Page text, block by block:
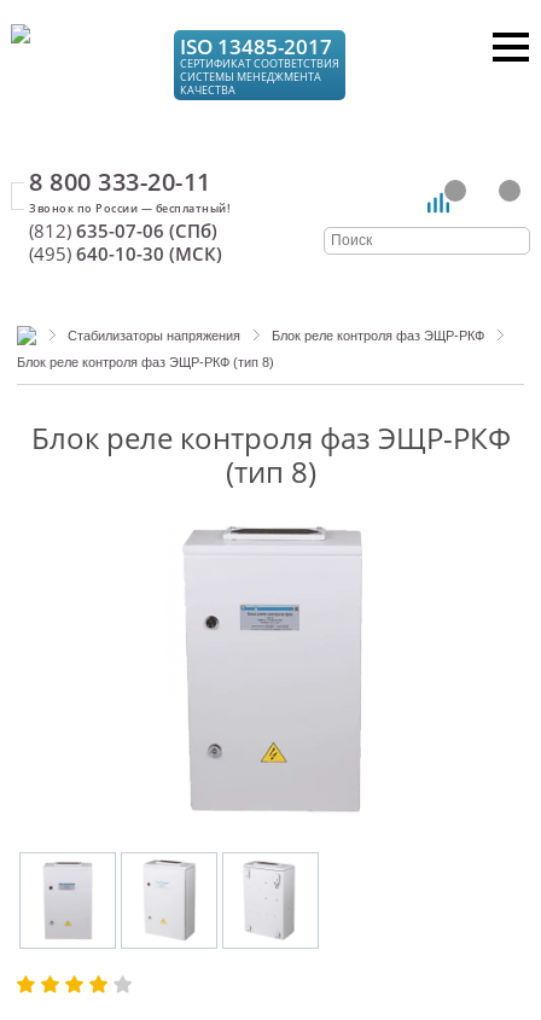
ISO 13485-2017
СЕРТИФИКАТ СООТВЕТСТВИЯ
СИСТЕМЫ МЕНЕДЖМЕНТА
КАЧЕСТВА
8 800 333-20-11
(812) 635-07-06 (СПб)
(495) 640-10-30 (МСК)
Стабилизаторы напряжения
Блок реле контроля фаз ЭЩР-РКФ
Блок реле контроля фаз ЭЩР-РКФ (тип 8)
Блок реле контроля фаз ЭЩР-РКФ
(тип 8)